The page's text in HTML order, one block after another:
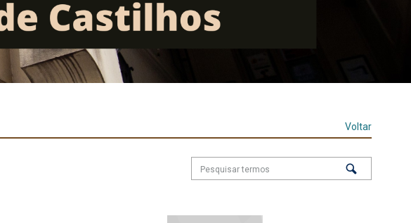
Voltar